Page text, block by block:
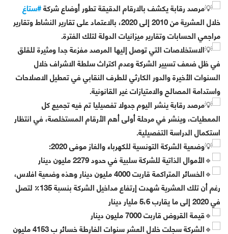
مرصد رقابة يكشف بالارقام الدقيقة تطور أوضاع شركة#ستاغ
خلال العشرية من 2010 إلى 2020، بالاعتماد على تقارير النشاط وتقارير
مراجعي الحسابات وتقارير ميزانيات الدولة لتلك الفترة.
الاستخلاصات التي توصل إليها المرصد مفزعة جدا ومثيرة للقلق
في ظل ضعف تسيير الشركة وعدم اكتراث سلطة الاشراف خلال
السنوات الأخيرة والدور الكارثي للطرف النقابي في تعطيل الاصلاحات
واستدامة المصالح والامتيازات غير القانونية.
مرصد رقابة ينشر اليوم جدولا تفصيليا تم فيه تجميع كل
المعطيات، وينشر في مرحلة أولى أهم الأرقام المستخلصة، في انتظار
استكمال الدراسة التفصيلية.
وضعية الشركة التونسية للكهرباء والغاز موفى 2020:
الأموال الذاتية للشركة سلبية في حدود 2279 مليون دينار
الخسائر المتراكمة قاربت 4000 مليون دينار وهذه وضعية افلاس،
رغم أن تلك العشرية شهدت إرتفاع مداخيل الشركة بنسبة 135٪ لتصل
في 2020 إلى ما يقارب 5،6 مليار دينار
قيمة القروض قاربت 7000 مليون دينار
الشركة سجلت خلال العشر سنوات الفارطة خسائر ب 4153 مليون